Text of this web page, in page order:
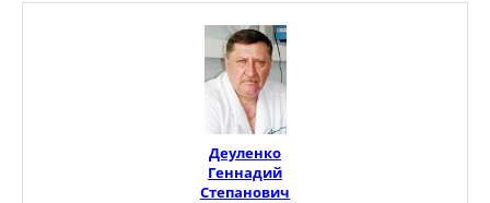
Деуленко
Геннадий
Степанович